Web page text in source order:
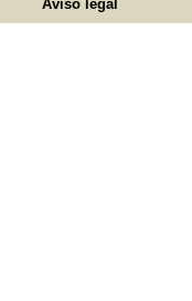
Aviso legal